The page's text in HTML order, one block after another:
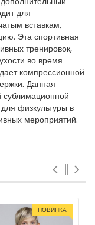
для
вставкам,
Эта спортивная
тренировок,
во время
компрессионной
Данная
сублимационной
физкультуры в
мероприятий.
НОВИНКА